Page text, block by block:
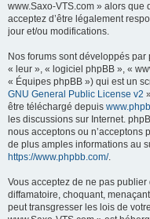
www.Saxo-VTS.com » alors que
acceptez d’être légalement
jour et/ou modifications.
Nos forums sont développés
« leur », « logiciel phpBB », «
« Équipes phpBB ») qui est un
GNU General Public License v2
être téléchargé depuis
les discussions sur Internet.
nous acceptons ou n’acceptons
de plus amples informations au
https://www.phpbb.com/.
Vous acceptez de ne pas
diffamatoire, choquant,
peut transgresser les lois de